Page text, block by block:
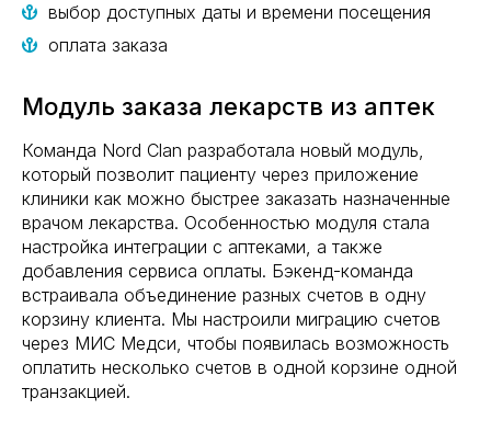
выбор доступных даты и времени посещения
оплата заказа
Модуль заказа лекарств из аптек
Команда Nord Clan разработала новый модуль,
который позволит пациенту через приложение
клиники как можно быстрее заказать назначенные
врачом лекарства. Особенностью модуля стала
настройка интеграции с аптеками, а также
добавления сервиса оплаты. Бэкенд-команда
встраивала объединение разных счетов в одну
корзину клиента. Мы настроили миграцию счетов
через МИС Медси, чтобы появилась возможность
оплатить несколько счетов в одной корзине одной
транзакцией.